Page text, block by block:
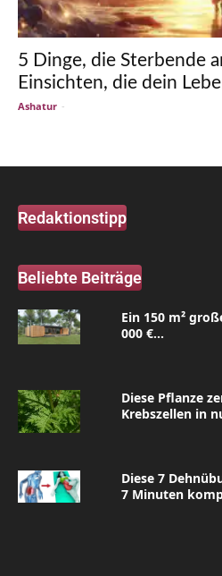
5 Dinge, die Sterbende
Einsichten, die dein
Ashatur -
Redaktionstipp
Beliebte Beiträge
Ein 150 m²
000 €...
Diese Pflanze
Krebszellen in
Diese 7
7 Minuten